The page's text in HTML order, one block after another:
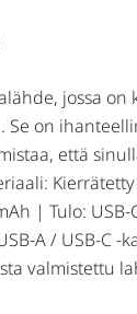
jossa on
Se on
että
Kierrätetty
| Tulo: USB-
A / USB-C -
valmistettu